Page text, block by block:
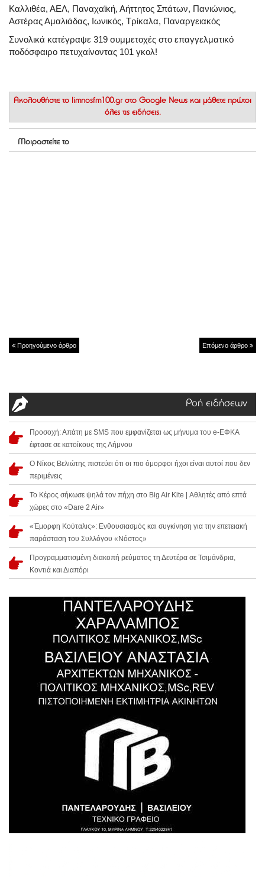
Καλλιθέα, ΑΕΛ, Παναχαϊκή, Αήττητος Σπάτων, Πανιώνιος,
Αστέρας Αμαλιάδας, Ιωνικός, Τρίκαλα, Παναργειακός
Συνολικά κατέγραψε 319 συμμετοχές στο επαγγελματικό
ποδόσφαιρο πετυχαίνοντας 101 γκολ!
Ακολουθήστε το limnosfm100.gr στο Google News και μάθετε πρώτοι
όλες τις ειδήσεις.
Μοιραστείτε το
Προηγούμενο άρθρο Επόμενο άρθρο
Ροή ειδήσεων
Προσοχή: Απάτη με SMS που εμφανίζεται ως μήνυμα του e-ΕΦΚΑ
έφτασε σε κατοίκους της Λήμνου
Ο Νίκος Βελιώτης πιστεύει ότι οι πιο όμορφοι ήχοι είναι αυτοί που δεν
περιμένεις
Το Κέρος σήκωσε ψηλά τον πήχη στο Big Air Kite | Αθλητές από επτά
χώρες στο «Dare 2 Air»
«Έμορφη Κούταλις»: Ενθουσιασμός και συγκίνηση για την επετειακή
παράσταση του Συλλόγου «Νόστος»
Προγραμματισμένη διακοπή ρεύματος τη Δευτέρα σε Τσιμάνδρια,
Κοντιά και Διαπόρι